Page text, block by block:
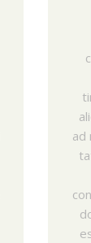
ad